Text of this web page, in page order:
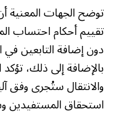
توضح الجهات المعنية
تقييم أحكام احتساب
دون إضافة التابعين
بالإضافة إلى ذلك، تؤكد
والانتقال ستُجرى وفق
استحقاق